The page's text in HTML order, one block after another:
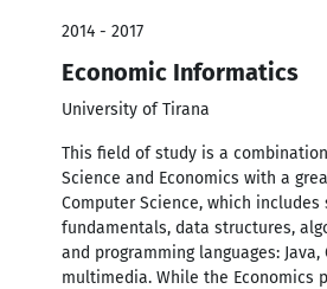
2014 - 2017
Economic Informatics
University of Tirana
This field of study is a
Science and Economics with a
Computer Science, which
fundamentals, data structures,
and programming languages: Java,
multimedia. While the Economics